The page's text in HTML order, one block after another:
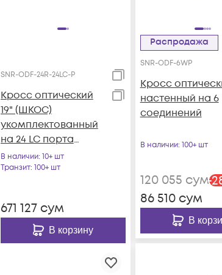
SNR-ODF-24R-24LC-P
Кросс оптический
19" (ШКОС)
укомплектованный
на 24 LC порта
(комплект с
розетками и
В наличии: 10+ шт
Транзит: 100+ шт
671 127сум
В корзину
Распродажа
SNR-ODF-6WP
Кросс
настенный на 6
соединений
В наличии: 100+ шт
120 055 сум-
86 510сум
В